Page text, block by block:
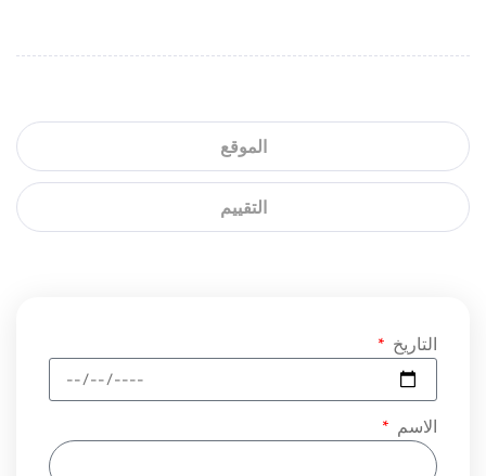
الموقع
التقييم
التاريخ
الاسم